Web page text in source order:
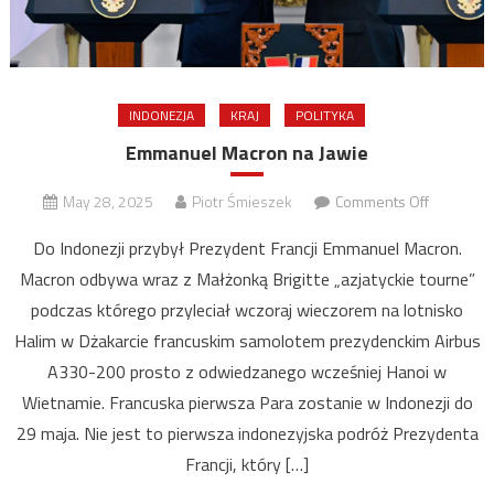
INDONEZJA KRAJ POLITYKA
Emmanuel Macron na Jawie
May 28, 2025 Piotr Śmieszek Comments Offon
Macron
na
Jawie
Do Indonezji przybył Prezydent Francji Emmanuel Macron.
Macron odbywa wraz z Małżonką Brigitte „azjatyckie tourne”
podczas którego przyleciał wczoraj wieczorem na lotnisko
Halim w Dżakarcie francuskim samolotem prezydenckim Airbus
A330-200 prosto z odwiedzanego wcześniej Hanoi w
Wietnamie. Francuska pierwsza Para zostanie w Indonezji do
29 maja. Nie jest to pierwsza indonezyjska podróż Prezydenta
Francji, który […]